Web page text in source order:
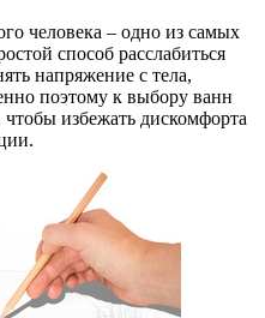
человека – одно из самых
способ расслабиться
напряжение с тела,
поэтому к выбору ванн
избежать дискомфорта